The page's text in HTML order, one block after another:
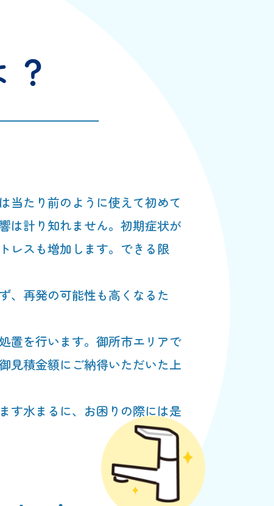
当たり前のように使えて初めて
は計り知れません。初期症状が
レスも増加します。できる限
、再発の可能性も高くなるた
置を行います。御所市エリアで
見積金額にご納得いただいた上
す水まるに、お困りの際には是